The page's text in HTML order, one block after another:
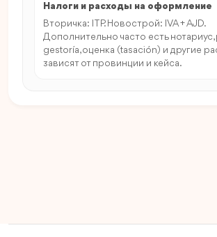
Налоги и расходы на оформление
Вторичка: ITP. Новострой: IVA + AJD.
Дополнительно часто есть нотариус,
gestoría, оценка (tasación) и другие
зависят от провинции и кейса.